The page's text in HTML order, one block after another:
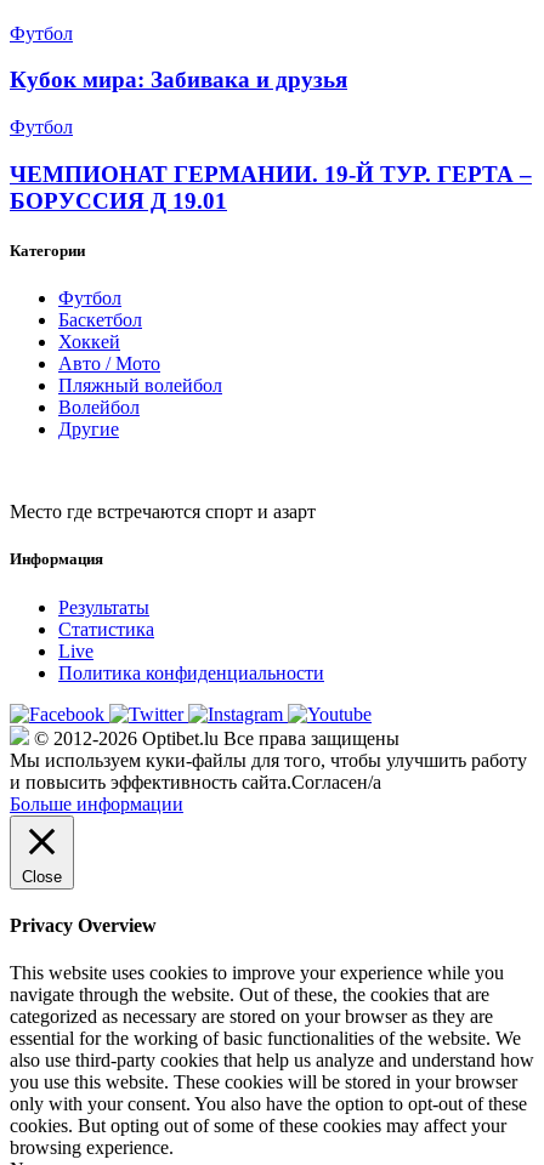
Футбол
Кубок мира: Забивака и друзья
Футбол
ЧЕМПИОНАТ ГЕРМАНИИ. 19-Й ТУР. ГЕРТА –
БОРУССИЯ Д 19.01
Категории
Футбол
Баскетбол
Хоккей
Авто / Мото
Пляжный волейбол
Волейбол
Другие
Место где встречаются спорт и азарт
Информация
Результаты
Статистика
Live
Политика конфиденциальности
© 2012-2026 Optibet.lu Все права защищены
Мы используем куки-файлы для того, чтобы улучшить работу
и повысить эффективность сайта.Согласен/а
Больше информации
Close
Privacy Overview
This website uses cookies to improve your experience while you
navigate through the website. Out of these, the cookies that are
categorized as necessary are stored on your browser as they are
essential for the working of basic functionalities of the website. We
also use third-party cookies that help us analyze and understand how
you use this website. These cookies will be stored in your browser
only with your consent. You also have the option to opt-out of these
cookies. But opting out of some of these cookies may affect your
browsing experience.